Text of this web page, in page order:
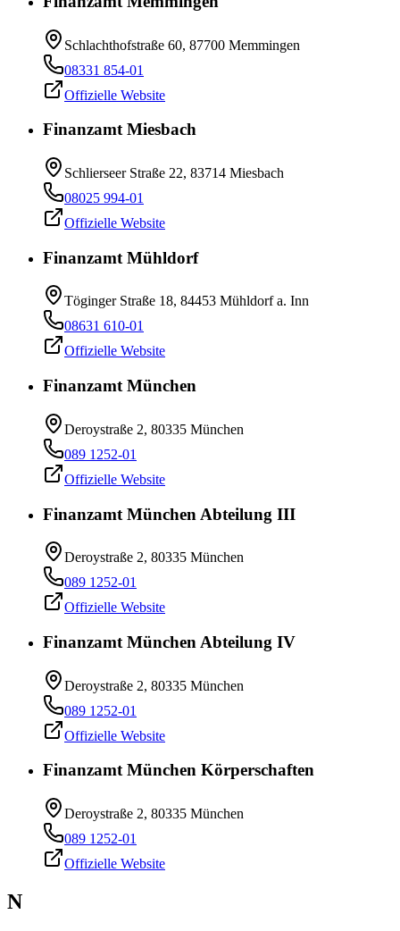
Schlachthofstraße 60, 87700 Memmingen
08331 854-01
Offizielle Website
Finanzamt Miesbach
Schlierseer Straße 22, 83714 Miesbach
08025 994-01
Offizielle Website
Finanzamt Mühldorf
Töginger Straße 18, 84453 Mühldorf a. Inn
08631 610-01
Offizielle Website
Finanzamt München
Deroystraße 2, 80335 München
089 1252-01
Offizielle Website
Finanzamt München Abteilung III
Deroystraße 2, 80335 München
089 1252-01
Offizielle Website
Finanzamt München Abteilung IV
Deroystraße 2, 80335 München
089 1252-01
Offizielle Website
Finanzamt München Körperschaften
Deroystraße 2, 80335 München
089 1252-01
Offizielle Website
N